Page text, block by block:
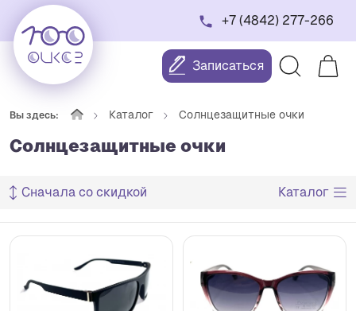
+7 (4842) 277-266
Записаться
Вы здесь: Каталог Солнцезащитные очки
Солнцезащитные очки
Сначала со скидкой Каталог